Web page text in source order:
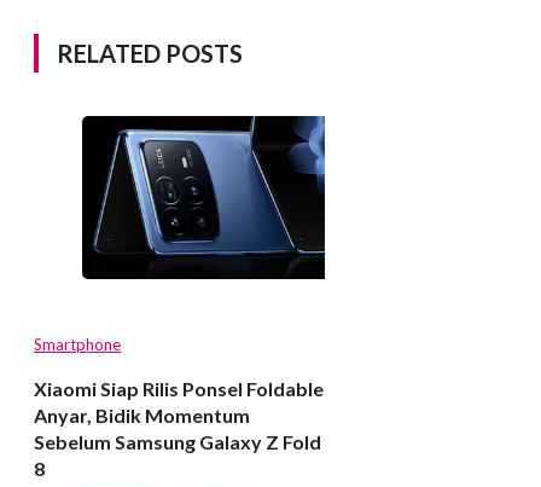
RELATED POSTS
Smartphone
Xiaomi Siap Rilis Ponsel Foldable
Anyar, Bidik Momentum
Sebelum Samsung Galaxy Z Fold
8